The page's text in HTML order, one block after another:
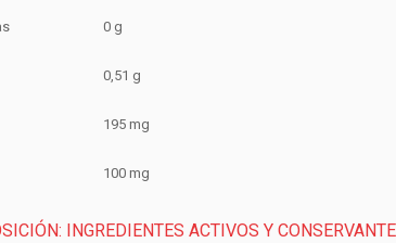
0 g
0,51 g
195 mg
100 mg
INGREDIENTES ACTIVOS Y